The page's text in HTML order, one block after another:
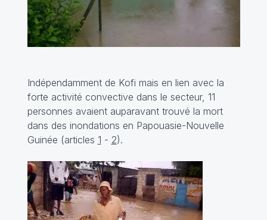
Indépendamment de Kofi mais en lien avec la
forte activité convective dans le secteur, 11
personnes avaient auparavant trouvé la mort
dans des inondations en Papouasie-Nouvelle
Guinée (articles 1 - 2).